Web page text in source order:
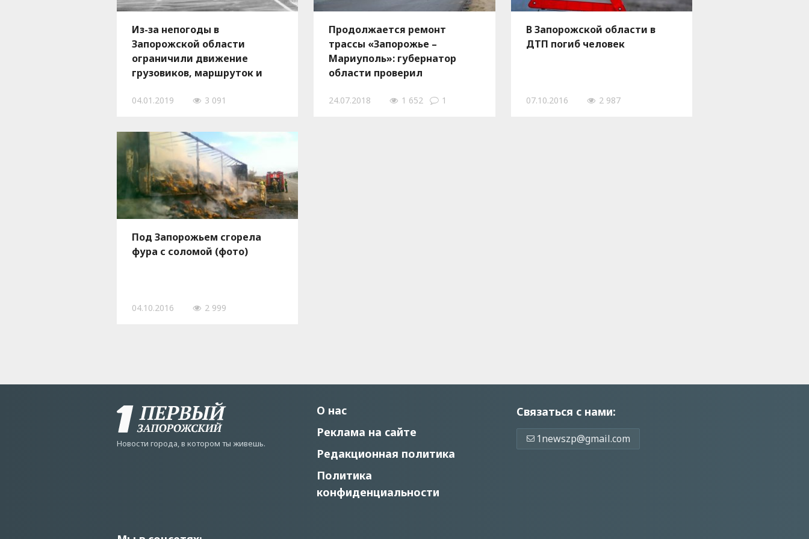
Из-за непогоды в
Запорожской области
ограничили движение
грузовиков, маршруток и
04.01.2019 3 091
Продолжается ремонт
трассы «Запорожье –
Мариуполь»: губернатор
области проверил
ВИДЕО
24.07.2018 1 652 1
В Запорожской области в
ДТП погиб человек
07.10.2016 2 987
Под Запорожьем сгорела
фура с соломой (фото)
04.10.2016 2 999
Новости города, в котором ты живешь.
О нас
Реклама на сайте
Редакционная политика
Политика
конфиденциальности
Связаться с нами:
1newszp@gmail.com